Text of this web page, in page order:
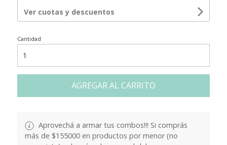
Ver cuotas y descuentos
Cantidad
AGREGAR AL CARRITO
Aprovechá a armar tus combos!!! Si comprás
más de $155000 en productos por menor (no